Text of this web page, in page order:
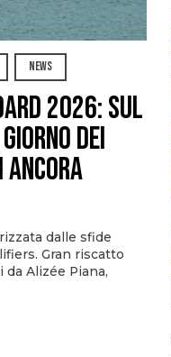
NEWS
2026: sul
dei
ancora
dalle sfide
Gran riscatto
Alizée Piana,